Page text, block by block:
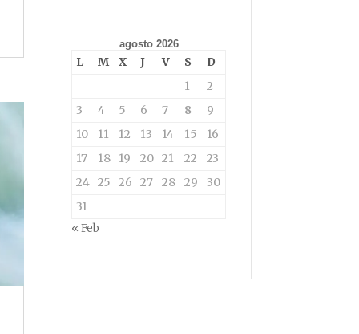
agosto 2026
L M X J V S
D
1
2
3
4 5 6 7 8
9
10
11 12 13 14 15
16
17
18 19 20 21 22
23
24 25 26 27 28 29
30
31
« Feb